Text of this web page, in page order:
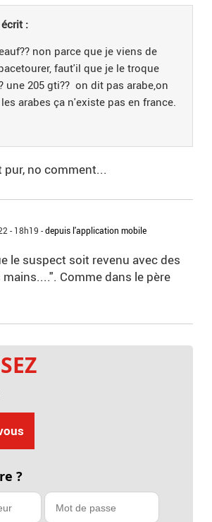
:
non parce que je viens de
faut'il que je le troque
une 205 gti?? on dit pas arabe,on
arabes ça n'existe pas en france.
pur, no comment...
- 18h19 -depuis l'application mobile
le suspect soit revenu avec des
Comme dans le père
?